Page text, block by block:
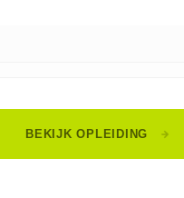
BEKIJK OPLEIDING